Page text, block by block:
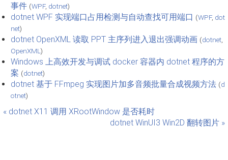
事件 (WPF, dotnet)
dotnet WPF 实现端口占用检测与自动查找可用端口 (WPF, dot
net)
dotnet OpenXML 读取 PPT 主序列进入退出强调动画 (dotnet
OpenXML )
Windows 上高效开发与调试 docker 容器内 dotnet 程序的方
案 (dotnet)
dotnet 基于 FFmpeg 实现图片加多音频批量合成视频方法 (d
otnet)
« dotnet X11 调用 XRootWindow 是否耗时
dotnet WinUI3 Win2D 翻转图片 »